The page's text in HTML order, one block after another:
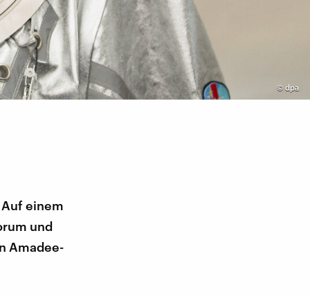
© dpa
einem
und
Amadee-